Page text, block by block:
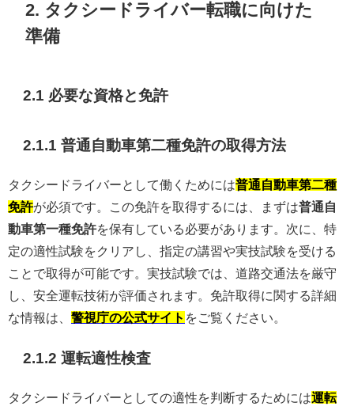
2. タクシードライバー転職に向けた
準備
2.1 必要な資格と免許
2.1.1 普通自動車第二種免許の取得方法
タクシードライバーとして働くためには普通自動車第二種
免許が必須です。この免許を取得するには、まずは普通自
動車第一種免許を保有している必要があります。次に、特
定の適性試験をクリアし、指定の講習や実技試験を受ける
ことで取得が可能です。実技試験では、道路交通法を厳守
し、安全運転技術が評価されます。免許取得に関する詳細
な情報は、 警視庁の公式サイト をご覧ください。
2.1.2 運転適性検査
タクシードライバーとしての適性を判断するためには運転